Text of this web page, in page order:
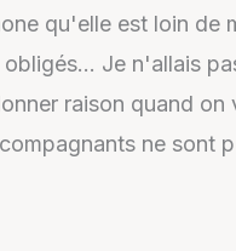
qu'elle est loin de
Je n'allais
raison quand
ne sont